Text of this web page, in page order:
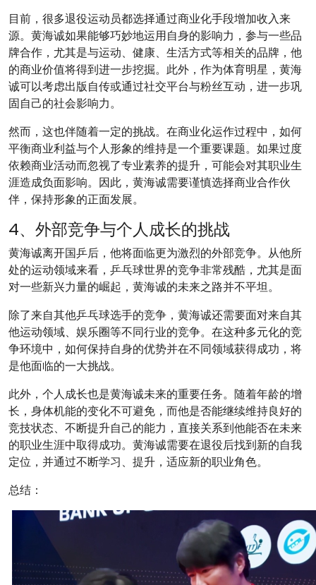
目前，很多退役运动员都选择通过商业化手段增加收入来
源。黄海诚如果能够巧妙地运用自身的影响力，参与一些品
牌合作，尤其是与运动、健康、生活方式等相关的品牌，他
的商业价值将得到进一步挖掘。此外，作为体育明星，黄海
诚可以考虑出版自传或通过社交平台与粉丝互动，进一步巩
固自己的社会影响力。
然而，这也伴随着一定的挑战。在商业化运作过程中，如何
平衡商业利益与个人形象的维持是一个重要课题。如果过度
依赖商业活动而忽视了专业素养的提升，可能会对其职业生
涯造成负面影响。因此，黄海诚需要谨慎选择商业合作伙
伴，保持形象的正面发展。
4、外部竞争与个人成长的挑战
黄海诚离开国乒后，他将面临更为激烈的外部竞争。从他所
处的运动领域来看，乒乓球世界的竞争非常残酷，尤其是面
对一些新兴力量的崛起，黄海诚的未来之路并不平坦。
除了来自其他乒乓球选手的竞争，黄海诚还需要面对来自其
他运动领域、娱乐圈等不同行业的竞争。在这种多元化的竞
争环境中，如何保持自身的优势并在不同领域获得成功，将
是他面临的一大挑战。
此外，个人成长也是黄海诚未来的重要任务。随着年龄的增
长，身体机能的变化不可避免，而他是否能继续维持良好的
竞技状态、不断提升自己的能力，直接关系到他能否在未来
的职业生涯中取得成功。黄海诚需要在退役后找到新的自我
定位，并通过不断学习、提升，适应新的职业角色。
总结：